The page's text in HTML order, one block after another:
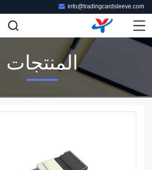
info@tradingcardsleeve.com
المنتجات